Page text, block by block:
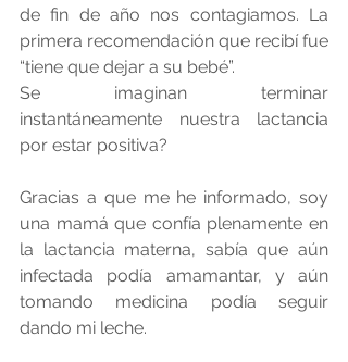
de fin de año nos contagiamos. La
primera recomendación que recibí fue
“tiene que dejar a su bebé”.
Se imaginan terminar
instantáneamente nuestra lactancia
por estar positiva?
Gracias a que me he informado, soy
una mamá que confía plenamente en
la lactancia materna, sabía que aún
infectada podía amamantar, y aún
tomando medicina podía seguir
dando mi leche.